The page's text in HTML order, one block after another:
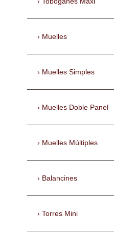
Muelles
Muelles Simples
Muelles Doble Panel
Muelles Múltiples
Balancines
Torres Mini